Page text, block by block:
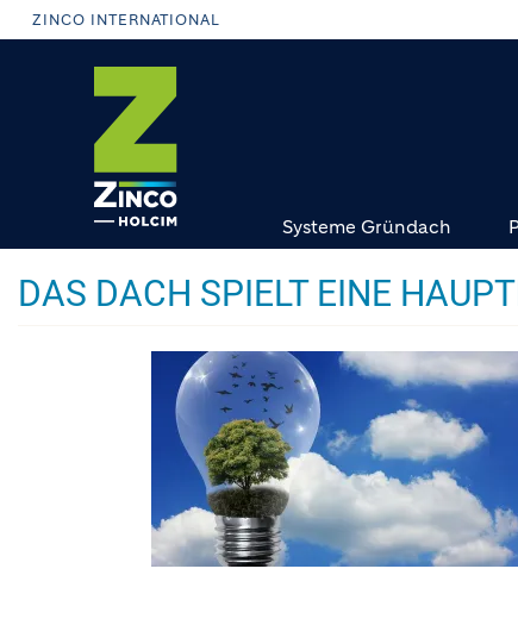
Direkt
zum
ZINCO INTERNATIONAL
Systeme Gründach
DAS DACH SPIELT EINE